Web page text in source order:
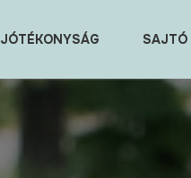
JÓTÉKONYSÁG SAJTÓ